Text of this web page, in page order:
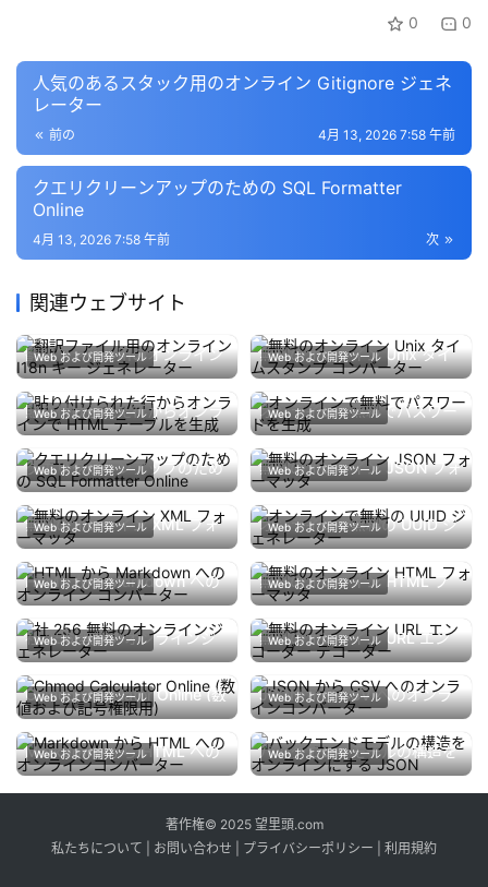
0 0
人気のあるスタック用のオンライン Gitignore ジェネ
レーター
前の 4月 13, 2026 7:58 午前
クエリクリーンアップのための SQL Formatter
Online
次
4月 13, 2026 7:58 午前
関連ウェブサイト
翻訳ファイル用のオンライン
I18n キー ジェネレーター
4月 15, 2026 185
Web および開発ツール
無料のオンライン Unix タイ
ムスタンプ コンバーター
4月 12, 2026 208
Web および開発ツール
貼り付けられた行からオンラ
インで HTML テーブルを生
成
4月 15, 2026 200
Web および開発ツール
オンラインで無料でパスワー
ドを生成
4月 12, 2026 183
Web および開発ツール
クエリクリーンアップのため
の SQL Formatter Online
4月 13, 2026 182
Web および開発ツール
無料のオンライン JSON フォ
ーマッタ
4月 12, 2026 220
Web および開発ツール
無料のオンライン XML フォ
ーマッタ
4月 12, 2026 196
Web および開発ツール
オンラインで無料の UUID ジ
ェネレーター
4月 12, 2026 197
Web および開発ツール
HTML から Markdown への
オンライン コンバーター
4月 15, 2026 203
Web および開発ツール
無料のオンライン HTML フ
ォーマッタ
4月 12, 2026 203
Web および開発ツール
社 256 無料のオンラインジ
ェネレーター
4月 12, 2026 180
Web および開発ツール
無料のオンライン URL エン
コーダー デコーダー
4月 12, 2026 190
Web および開発ツール
Chmod Calculator Online (数
値および記号権限用)
4月 15, 2026 196
Web および開発ツール
JSON から CSV へのオンラ
インコンバーター
4月 12, 2026 181
Web および開発ツール
Markdown から HTML への
オンラインコンバーター
4月 15, 2026 189
Web および開発ツール
バックエンドモデルの構造を
オンラインにする JSON
4月 15, 2026 214
Web および開発ツール
著作権© 2025 望里頭.com
私たちについて
お問い合わせ プライバシーポリシー 利用規約